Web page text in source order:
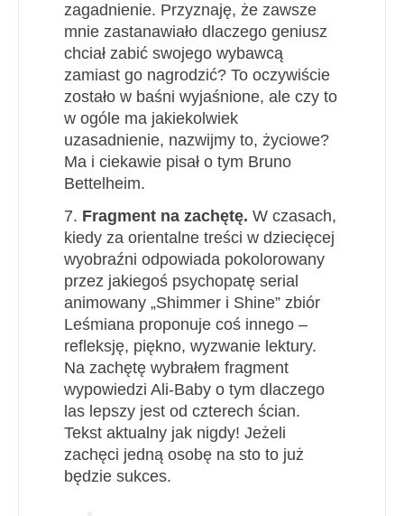
zagadnienie. Przyznaję, że zawsze
mnie zastanawiało dlaczego geniusz
chciał zabić swojego wybawcą
zamiast go nagrodzić? To oczywiście
zostało w baśni wyjaśnione, ale czy to
w ogóle ma jakiekolwiek
uzasadnienie, nazwijmy to, życiowe?
Ma i ciekawie pisał o tym Bruno
Bettelheim.
7. Fragment na zachętę. W czasach,
kiedy za orientalne treści w dziecięcej
wyobraźni odpowiada pokolorowany
przez jakiegoś psychopatę serial
animowany „Shimmer i Shine” zbiór
Leśmiana proponuje coś innego –
refleksję, piękno, wyzwanie lektury.
Na zachętę wybrałem fragment
wypowiedzi Ali-Baby o tym dlaczego
las lepszy jest od czterech ścian.
Tekst aktualny jak nigdy! Jeżeli
zachęci jedną osobę na sto to już
będzie sukces.